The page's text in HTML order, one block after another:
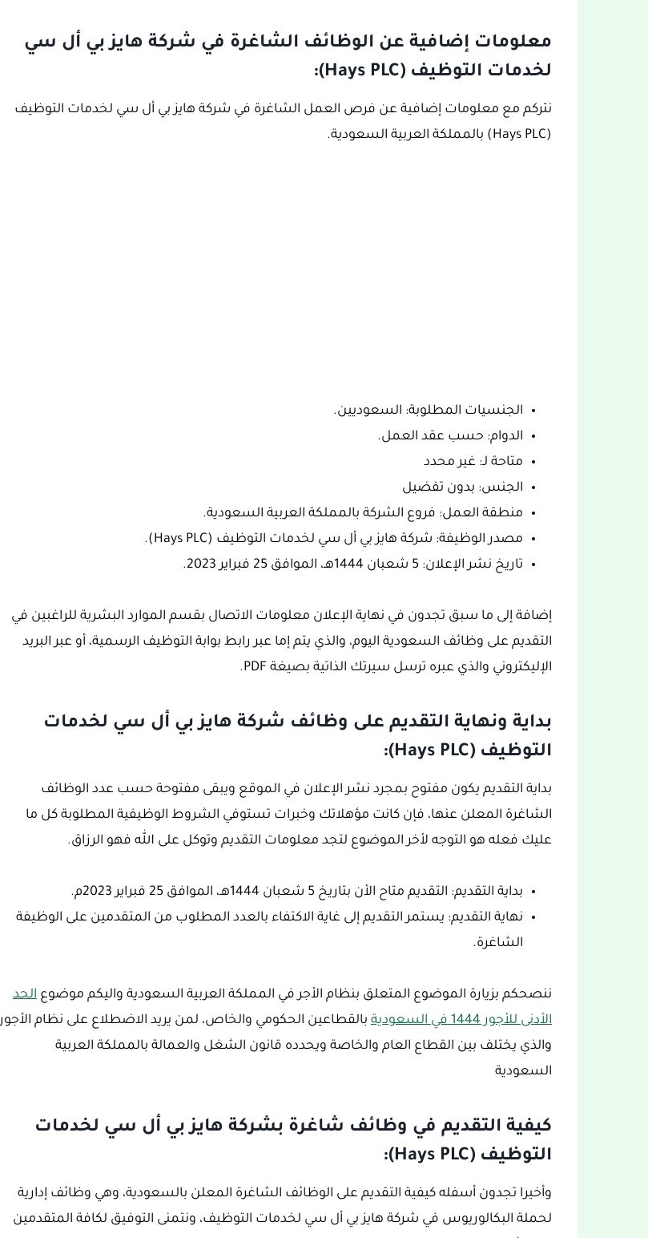
معلومات إضافية عن الوظائف الشاغرة في شركة هايز بي أل سي
لخدمات التوظيف (Hays PLC):
نتركم مع معلومات إضافية عن فرص العمل الشاغرة في شركة هايز بي أل سي لخدمات التوظيف
(Hays PLC) بالمملكة العربية السعودية.
الجنسيات المطلوبة: السعوديين.
الدوام: حسب عقد العمل.
متاحة لـ: غير محدد
الجنس: بدون تفضيل
منطقة العمل: فروع الشركة بالمملكة العربية السعودية.
مصدر الوظيفة: شركة هايز بي أل سي لخدمات التوظيف (Hays PLC).
تاريخ نشر الإعلان: 5 شعبان 1444هـ، الموافق 25 فبراير 2023.
إضافة إلى ما سبق تجدون في نهاية الإعلان معلومات الاتصال بقسم الموارد البشرية للراغبين في
التقديم على وظائف السعودية اليوم، والذي يتم إما عبر رابط بوابة التوظيف الرسمية، أو عبر البريد
الإليكتروني والذي عبره ترسل سيرتك الذاتية بصيغة PDF.
بداية ونهاية التقديم على وظائف شركة هايز بي أل سي لخدمات
التوظيف (Hays PLC):
بداية التقديم يكون مفتوح بمجرد نشر الإعلان في الموقع ويبقى مفتوحة حسب عدد الوظائف
الشاغرة المعلن عنها، فإن كانت مؤهلاتك وخبرات تستوفي الشروط الوظيفية المطلوبة كل ما
عليك فعله هو التوجه لأخر الموضوع لتجد معلومات التقديم وتوكل على الله فهو الرزاق.
بداية التقديم: التقديم متاح الأن بتاريخ 5 شعبان 1444هـ، الموافق 25 فبراير 2023م.
نهاية التقديم: يستمر التقديم إلى غاية الاكتفاء بالعدد المطلوب من المتقدمين على الوظيفة
الشاغرة.
ننصحكم بزيارة الموضوع المتعلق بنظام الأجر في المملكة العربية السعودية واليكم موضوع الحد
الأدنى للأجور 1444 في السعودية
بالقطاعين الحكومي والخاص، لمن يريد الاضطلاع على نظام الأجور
والذي يختلف بين القطاع العام والخاصة ويحدده قانون الشغل والعمالة بالمملكة العربية
السعودية
كيفية التقديم في وظائف شاغرة بشركة هايز بي أل سي لخدمات
التوظيف (Hays PLC):
وأخيرا تجدون أسفله كيفية التقديم على الوظائف الشاغرة المعلن بالسعودية، وهي وظائف إدارية
لحملة البكالوريوس في شركة هايز بي أل سي لخدمات التوظيف، ونتمنى التوفيق لكافة المتقدمين